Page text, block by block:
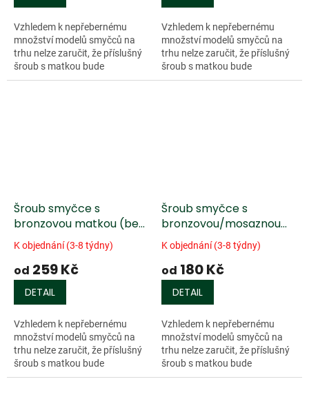
Vzhledem k nepřebernému
množství modelů smyčců na
trhu nelze zaručit, že příslušný
šroub s matkou bude
velikostně odpovídat danému
Vzhledem k nepřebernému
množství modelů smyčců na
trhu nelze zaručit, že příslušný
šroub s matkou bude
velikostně odpovídat danému
Šroub smyčce s
bronzovou matkou (bez
hlavičky) - válcovaný
závit
K objednání (3-8 týdny)
od 259 Kč
DETAIL
Vzhledem k nepřebernému
množství modelů smyčců na
trhu nelze zaručit, že příslušný
šroub s matkou bude
velikostně odpovídat danému
Šroub smyčce s
bronzovou/mosaznou
matkou (bez hlavičky) -
řezaný závit, FR
K objednání (3-8 týdny)
od 180 Kč
DETAIL
Vzhledem k nepřebernému
množství modelů smyčců na
trhu nelze zaručit, že příslušný
šroub s matkou bude
velikostně odpovídat danému